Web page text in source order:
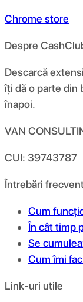
Chrome store
Despre
Descarcă
îți dă o parte din
înapoi.
VAN
CUI: 39743787
Întrebări
Cum
În cât timp
Se
Cum îmi
Link-uri utile